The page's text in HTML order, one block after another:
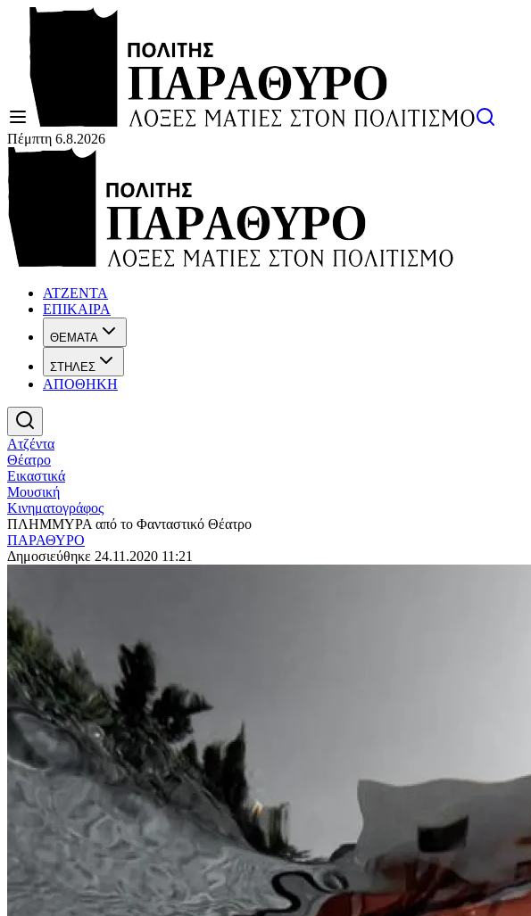
Πέμπτη 6.8.2026
ΑΤΖΕΝΤΑ
ΕΠΙΚΑΙΡΑ
ΘΕΜΑΤΑ
ΣΤΗΛΕΣ
ΑΠΟΘΗΚΗ
Ατζέντα
Θέατρο
Εικαστικά
Μουσική
Κινηματογράφος
ΠΛΗΜΜΥΡΑ από το Φανταστικό Θέατρο
ΠΑΡΑΘΥΡΟ
Δημοσιεύθηκε 24.11.2020 11:21